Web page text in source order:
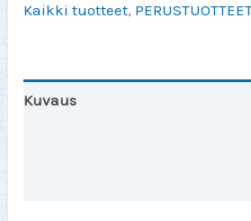
määrä
Kaikki tuotteet,
Kuvaus